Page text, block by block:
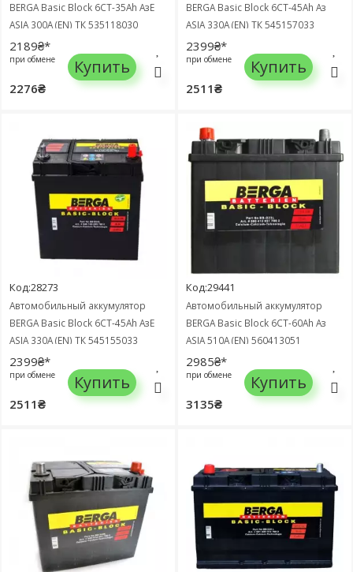
BERGA Basic Block 6СТ-35Ah АзЕ
ASIA 300A (EN) ТК 535118030
2189₴*
при обмене
2276₴
Купить
BERGA Basic Block 6СТ-45Ah Аз
ASIA 330A (EN) ТК 545157033
2399₴*
при обмене
2511₴
Купить
Код:28273
Автомобильный аккумулятор
BERGA Basic Block 6СТ-45Ah АзЕ
ASIA 330A (EN) ТК 545155033
2399₴*
при обмене
2511₴
Купить
Код:29441
Автомобильный аккумулятор
BERGA Basic Block 6СТ-60Ah Аз
ASIA 510A (EN) 560413051
2985₴*
при обмене
3135₴
Купить